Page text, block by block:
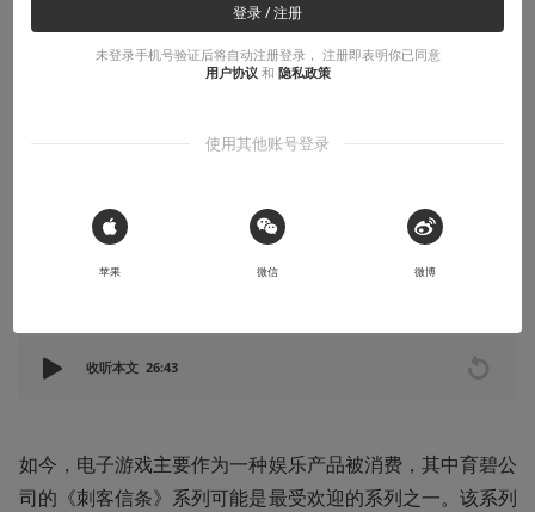
怪化乌鸦
收听本文 26:43
如今，电子游戏主要作为一种娱乐产品被消费，其中育碧公
司的《刺客信条》系列可能是最受欢迎的系列之一。该系列
登录 / 注册
未登录手机号验证后将自动注册登录， 注册即表明你已同意
用户协议 和 隐私政策
使用其他账号登录
 Sign in with Apple
苹果 微信 微博